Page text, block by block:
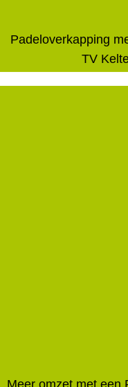
Padeloverkapping
TV
Meer omzet met een